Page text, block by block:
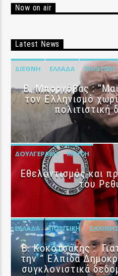
Now on air
Latest News
ΔΙΕΘΝΉ ΕΛΛΆΔΑ ΠΟΛΙΤΙΚΉ
B. Μπορνόβας :
τον Ελληνισμό
πολιτιστική
ΔΟΥΛΓΕΡΆΚΗ ΚΡΉΤΗ
Εθελοντισμός και
του
ΕΛΛΆΔΑ ΠΟΛΙΤΙΚΉ
Β. Κοκοτσάκης :
την ” Ελπίδα
συγκλονιστικά